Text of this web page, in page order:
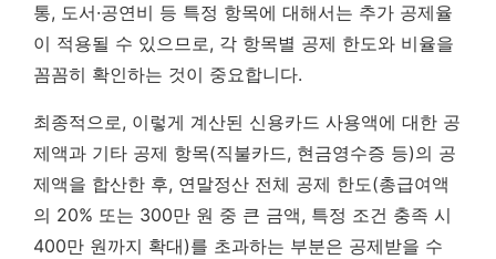
통, 도서·공연비 등 특정 항목에 대해서는 추가 공제율
이 적용될 수 있으므로, 각 항목별 공제 한도와 비율을
꼼꼼히 확인하는 것이 중요합니다.
최종적으로, 이렇게 계산된 신용카드 사용액에 대한 공
제액과 기타 공제 항목(직불카드, 현금영수증 등)의 공
제액을 합산한 후, 연말정산 전체 공제 한도(총급여액
의 20% 또는 300만 원 중 큰 금액, 특정 조건 충족 시
400만 원까지 확대)를 초과하는 부분은 공제받을 수